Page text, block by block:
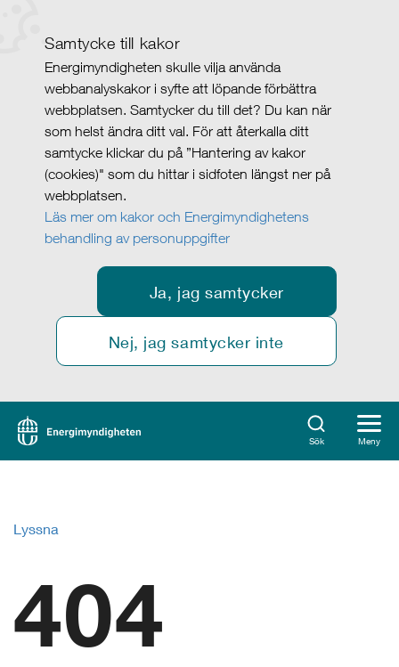
Samtycke till kakor
Energimyndigheten skulle vilja använda
webbanalyskakor i syfte att löpande förbättra
webbplatsen. Samtycker du till det? Du kan när
som helst ändra ditt val. För att återkalla ditt
samtycke klickar du på ”Hantering av kakor
(cookies)" som du hittar i sidfoten längst ner på
webbplatsen.
Läs mer om kakor och Energimyndighetens
behandling av personuppgifter
Ja, jag samtycker
Nej, jag samtycker inte
Sök Meny
Lyssna
404